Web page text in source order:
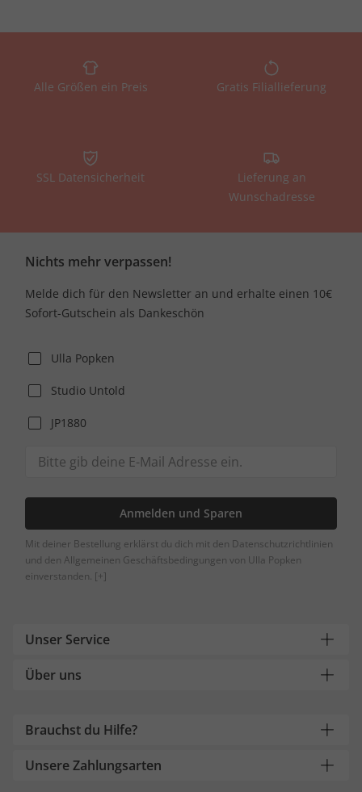
Alle Größen ein Preis Gratis Filiallieferung
SSL Datensicherheit
Lieferung an
Wunschadresse
Nichts mehr verpassen!
Melde dich für den Newsletter an und erhalte einen 10€
Sofort-Gutschein als Dankeschön
Ulla Popken
Studio Untold
JP1880
Anmelden und Sparen
Mit deiner Bestellung erklärst du dich mit den Datenschutzrichtlinien
und den Allgemeinen Geschäftsbedingungen von Ulla Popken
einverstanden. [+]
Unser Service
Über uns
Brauchst du Hilfe?
Unsere Zahlungsarten